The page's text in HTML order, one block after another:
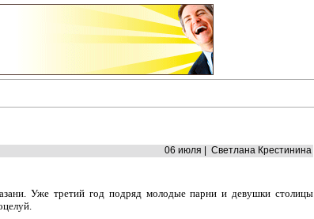
06 июля | Светлана Крестинина
Уже третий год подряд молодые парни и девушки столицы